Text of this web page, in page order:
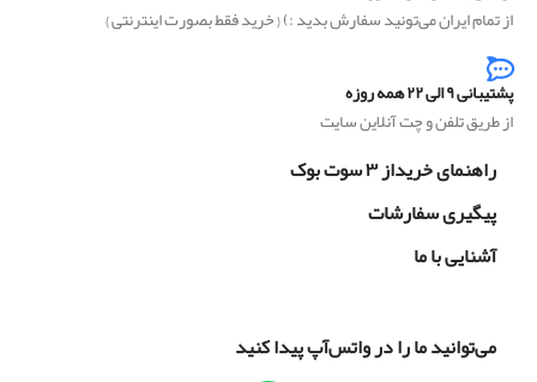
از تمام ایران می‌تونید سفارش بدید :) { خرید فقط بصورت اینترنتی }
پشتیبانی ۹ الی ۲۲ همه روزه
از طریق تلفن و چت آنلاین سایت
راهنمای خریداز ۳ سوت بوک
پیگیری سفارشات
آشنایی با ما
می‌توانید ما را در واتس‌آپ پیدا کنید